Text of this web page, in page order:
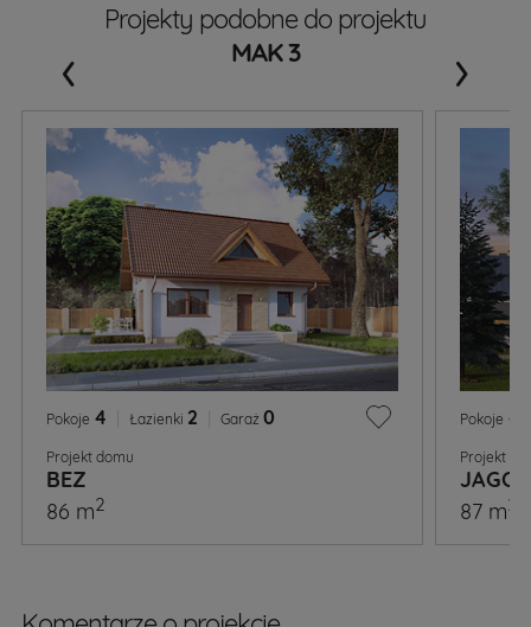
Projekty podobne do projektu
MAK 3
Pokoje 4 Łazienki 2 Garaż 0
Projekt domu
BEZ
86 m2
Pokoje 4
Projekt
87 m2
‹ ›